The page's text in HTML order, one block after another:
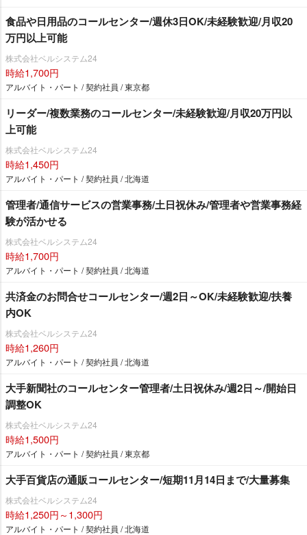
食品や日用品のコールセンター/週休3日OK/未経験歓迎/月収20
万円以上可能
株式会社ベルシステム24
時給1,700円
アルバイト・パート / 契約社員 / 東京都
リーダー/複数業務のコールセンター/未経験歓迎/月収20万円以
上可能
株式会社ベルシステム24
時給1,450円
アルバイト・パート / 契約社員 / 北海道
管理者/通信サービスの営業事務/土日祝休み/管理者や営業事務経
験が活かせる
株式会社ベルシステム24
時給1,700円
アルバイト・パート / 契約社員 / 北海道
共済金のお問合せコールセンター/週2日～OK/未経験歓迎/扶養
内OK
株式会社ベルシステム24
時給1,260円
アルバイト・パート / 契約社員 / 北海道
大手新聞社のコールセンター管理者/土日祝休み/週2日～/開始日
調整OK
株式会社ベルシステム24
時給1,500円
アルバイト・パート / 契約社員 / 東京都
大手百貨店の通販コールセンター/短期11月14日まで/大量募集
株式会社ベルシステム24
時給1,250円～1,300円
アルバイト・パート / 契約社員 / 北海道